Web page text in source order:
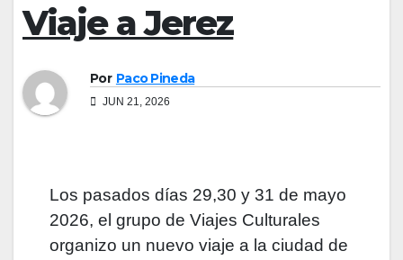
Viaje a Jerez
Por Paco Pineda
JUN 21, 2026
Los pasados días 29,30 y 31 de mayo
2026, el grupo de Viajes Culturales
organizo un nuevo viaje a la ciudad de